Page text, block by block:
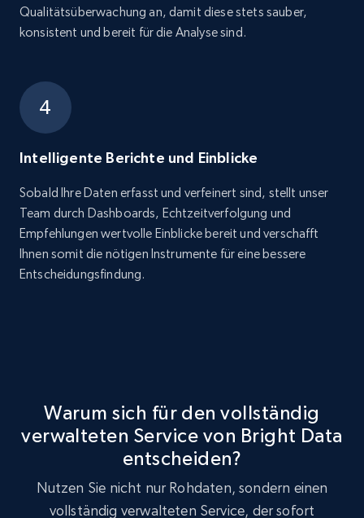
Qualitätsüberwachung an, damit diese stets sauber,
konsistent und bereit für die Analyse sind.
Intelligente Berichte und Einblicke
Sobald Ihre Daten erfasst und verfeinert sind, stellt unser
Team durch Dashboards, Echtzeitverfolgung und
Empfehlungen wertvolle Einblicke bereit und verschafft
Ihnen somit die nötigen Instrumente für eine bessere
Entscheidungsfindung.
Warum sich für den vollständig
verwalteten Service von Bright Data
entscheiden?
Nutzen Sie nicht nur Rohdaten, sondern einen
vollständig verwalteten Service, der sofort